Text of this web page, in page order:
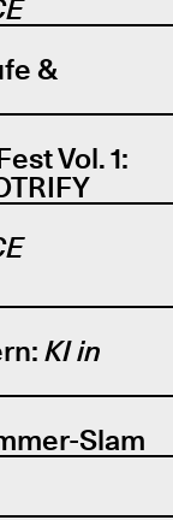
&
Vol. 1:
KI in
Slam